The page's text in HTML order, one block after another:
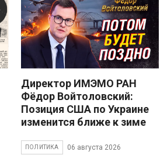
Директор ИМЭМО РАН
Фёдор Войтоловский:
Позиция США по Украине
изменится ближе к зиме
ПОЛИТИКА 06 августа 2026